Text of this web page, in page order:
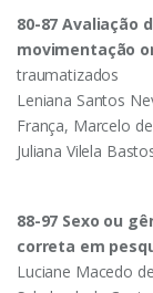
80-87 Avaliação
movimentação
traumatizados
Leniana Santos
França, Marcelo
Juliana Vilela
88-97 Sexo ou
correta em
Luciane Macedo